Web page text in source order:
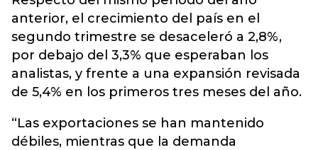
anterior, el crecimiento del país en el
segundo trimestre se desaceleró a 2,8%,
por debajo del 3,3% que esperaban los
analistas, y frente a una expansión revisada
de 5,4% en los primeros tres meses del año.
“Las exportaciones se han mantenido
débiles, mientras que la demanda